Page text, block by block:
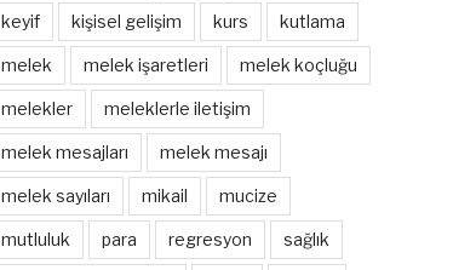
keyif kişisel gelişim kurs kutlama
melek melek işaretleri melek koçluğu
melekler meleklerle iletişim
melek mesajları melek mesajı
melek sayıları mikail mucize
mutluluk para regresyon sağlık